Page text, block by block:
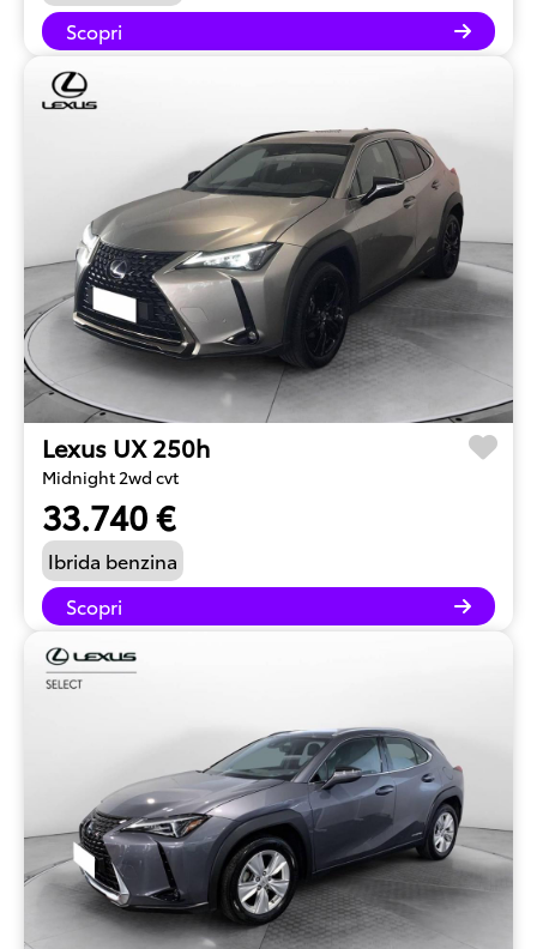
Scopri
Lexus UX 250h
Midnight 2wd cvt
33.740 €
Ibrida benzina
Scopri